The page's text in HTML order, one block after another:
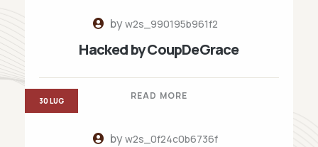
byw2s_990195b961f2
Hacked by CoupDeGrace
READ MORE
byw2s_0f24c0b6736f
30 LUG